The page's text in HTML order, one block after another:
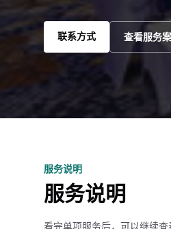
联系方式 查看服务
服务说明
服务说明
看完单项服务后，可以继续查